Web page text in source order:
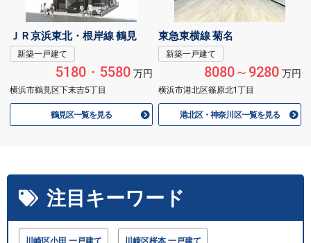
ＪＲ京浜東北・根岸線 鶴見
新築一戸建て
5180・5580万円
横浜市鶴見区下末吉5丁目
鶴見区一覧を見る
東急東横線 菊名
新築一戸建て
8080～9280万円
横浜市港北区篠原北1丁目
港北区・神奈川区一覧を見る
注目キーワード
川崎区小田 一戸建て 川崎区桜本 一戸建て